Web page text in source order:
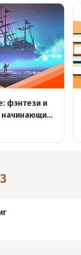
фэнтези и
начинающих